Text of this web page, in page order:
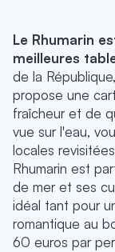
Le Rhumarin
meilleures
de la
propose une
fraîcheur et de
vue sur l'eau,
locales
Rhumarin est
de mer et ses
idéal tant pour
romantique au
60 euros par